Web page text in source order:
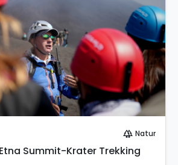
forest Natur
Summit-Krater Trekking